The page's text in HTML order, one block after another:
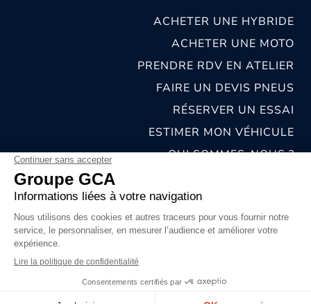
ACHETER UNE HYBRIDE
ACHETER UNE MOTO
PRENDRE RDV EN ATELIER
FAIRE UN DEVIS PNEUS
RÉSERVER UN ESSAI
ESTIMER MON VÉHICULE
QUI SOMMES-NOUS ?
NOS CONCESSIONS & CARROSSERIES
MENTIONS LÉGALES
CONDITIONS GÉNÉRALES DE VENTE